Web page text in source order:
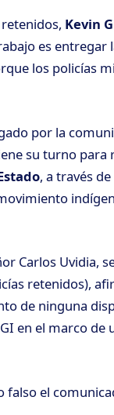
Kevin
es entregar
los policías
por la
su turno
, a través de
Carlos Uvidia,
retenidos),
de ninguna
en el marco de
el